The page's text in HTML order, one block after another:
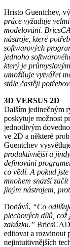
Hristo Guentchev,
práce vyžaduje
modelování.
nástroje, které
softwarových
jednoho
který je
umožňuje vytvářet
stále častěji
3D VERSUS 2D
Dalším jedinečným
poskytuje možnost
jednotlivým
ve 2D a některé
Guentchev
produktivnější a
definováni
co vědí. A pokud
mnohem snazší
jiným nástrojem,
Dodává, “Co
plechových dílů, což
zakázku.”
editovat a rozvinout
nejintuitivnějších